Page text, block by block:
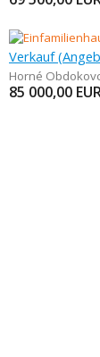
Verkauf
Horné
85 000,00